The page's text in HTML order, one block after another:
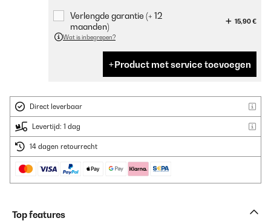
Verlengde garantie (+ 12
maanden)
15,90 €
Wat is inbegrepen?
Product met service toevoegen
Direct leverbaar
Levertijd: 1 dag
14 dagen retourrecht
Top features